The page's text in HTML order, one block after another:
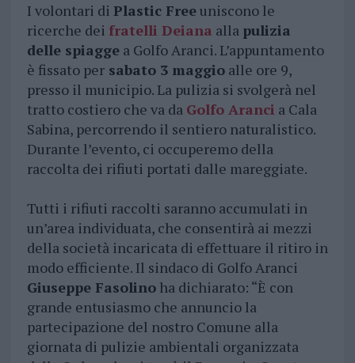
I volontari di Plastic Freeuniscono le
ricerche dei fratelli Deiana alla pulizia
delle spiaggea Golfo Aranci. L’appuntamento
è fissato persabato 3 maggioalle ore 9,
presso il municipio. La pulizia si svolgerà nel
tratto costiero che va da Golfo Aranci a Cala
Sabina, percorrendo il sentiero naturalistico.
Durante l’evento, ci occuperemo della
raccolta dei rifiuti portati dalle mareggiate.
Tutti i rifiuti raccolti saranno accumulati in
un’area individuata, che consentirà ai mezzi
della società incaricata di effettuare il ritiro in
modo efficiente. Il sindaco di Golfo Aranci
Giuseppe Fasolinoha dichiarato: “È con
grande entusiasmo che annuncio la
partecipazione del nostro Comune alla
giornata di pulizie ambientali organizzata